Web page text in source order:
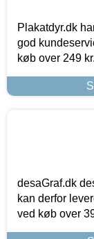
Plakatdyr.dk
god
køb over 249
desaGraf.dk
kan derfor
ved køb over